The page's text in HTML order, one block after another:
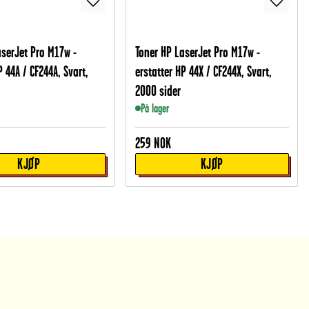
Pro M17w -
/ CF244A, Svart,
KJØP
Toner HP LaserJet Pro M17w -
erstatter HP 44X / CF244X, Svart,
2000 sider
På lager
259 NOK
KJØP